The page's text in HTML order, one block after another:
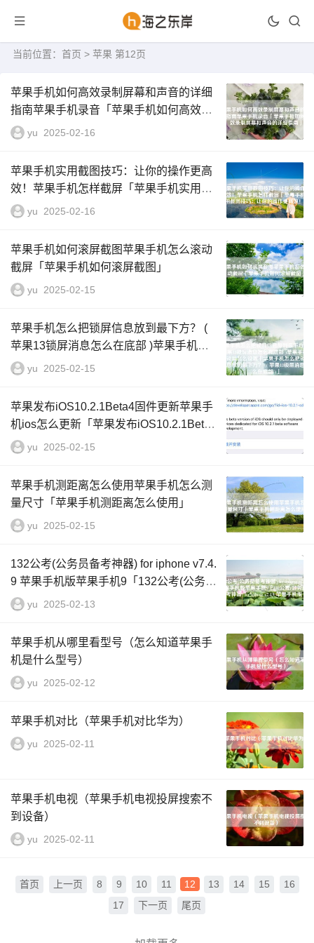
当前位置： 首页 > 苹果 第12页
苹果手机如何高效录制屏幕和声音的详细
指南苹果手机录音「苹果手机如何高效录
制屏幕和声音的详细指南」
yu 2025-02-16
苹果手机实用截图技巧：让你的操作更高
效！苹果手机怎样截屏「苹果手机实用截
图技巧：让你的操作更高效！」
yu 2025-02-16
苹果手机如何滚屏截图苹果手机怎么滚动
截屏「苹果手机如何滚屏截图」
yu 2025-02-15
苹果手机怎么把锁屏信息放到最下方？ (
苹果13锁屏消息怎么在底部 )苹果手机自
动锁屏怎么设置「苹果手机怎么把锁屏信
底部 )」
yu 2025-02-15
苹果发布iOS10.2.1Beta4固件更新苹果手
机ios怎么更新「苹果发布iOS10.2.1Beta4
固件更新」
yu 2025-02-15
苹果手机测距离怎么使用苹果手机怎么测
量尺寸「苹果手机测距离怎么使用」
yu 2025-02-15
132公考(公务员备考神器) for iphone v7.4.
9 苹果手机版苹果手机9「132公考(公务员
备考神器) for iphone v7.4.9 苹果手机版」
yu 2025-02-13
苹果手机从哪里看型号（怎么知道苹果手
机是什么型号）
yu 2025-02-12
苹果手机对比（苹果手机对比华为）
yu 2025-02-11
苹果手机电视（苹果手机电视投屏搜索不
到设备）
yu 2025-02-11
首页 上一页 8 9 10 11 12 13 14 15
16
17
下一页 尾页